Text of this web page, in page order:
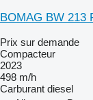
BOMAG BW 213
Prix sur demande
Compacteur
2023
498 m/h
Carburant diesel